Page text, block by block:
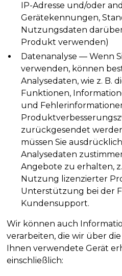
IP-Adresse und/oder
Gerätekennungen,
Nutzungsdaten
Produkt verwenden)
Datenanalyse — Wenn
verwenden, können
Analysedaten, wie z. B.
Funktionen,
und
zurückgesendet
müssen Sie
Analysedaten
Angebote zu erhalten,
Nutzung lizenzierter
Unterstützung bei der
Kundensupport.
Wir können auch
verarbeiten, die wir über
Ihnen verwendete Gerät
einschließlich: